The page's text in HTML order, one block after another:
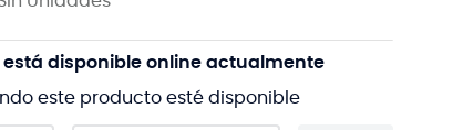
está disponible online actualmente
este producto esté disponible